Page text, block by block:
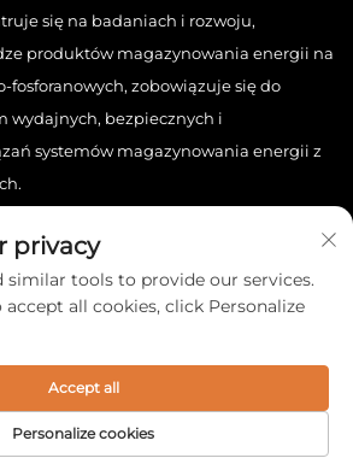
się na badaniach i rozwoju,
produktów magazynowania energii na
fosforanowych, zobowiązuje się do
wydajnych, bezpiecznych i
systemów magazynowania energii z
Seplos Ukrain Technology Co., Ltd.
zastrzeżone. -
privacy
similar tools to provide our services.
all cookies, click Personalize
Personalize cookies
Accept all